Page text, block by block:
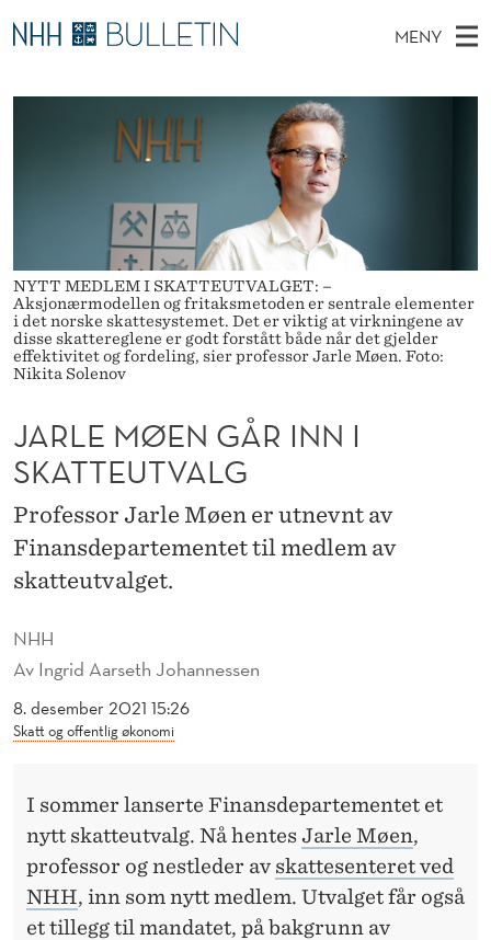
J
A
R
Ø
E
N
G
R
N
N
S
K
A
MENY
O
E
N
Y
Ø
T
Stipendiater og nye forskerprofiler
Ekspertutvalg
Om Bulletin
NYTT MEDLEM I SKATTEUTVALGET: –
Aksjonærmodellen og fritaksmetoden er sentrale elementer
i det norske skattesystemet. Det er viktig at virkningene av
disse skattereglene er godt forstått både når det gjelder
effektivitet og fordeling, sier professor Jarle Møen. Foto:
Nikita Solenov
NHH
Av Ingrid Aarseth Johannessen
8. desember 2021 15:26
Skatt og offentlig økonomi
JARLE MØEN GÅR INN I
SKATTEUTVALG
Professor Jarle Møen er utnevnt av
Finansdepartementet til medlem av
skatteutvalget.
I sommer lanserte Finansdepartementet et
nytt skatteutvalg. Nå hentesJarle Møen,
professor og nestleder av skattesenteret ved
NHH, inn som nytt medlem. Utvalget får også
et tillegg til mandatet, på bakgrunn av